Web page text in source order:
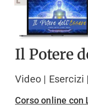
Il Potere
Video |
Corso online con